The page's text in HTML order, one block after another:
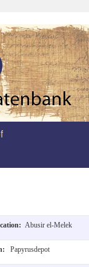
Abusir el-Melek
Papyrusdepot